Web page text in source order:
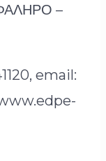
–
email: